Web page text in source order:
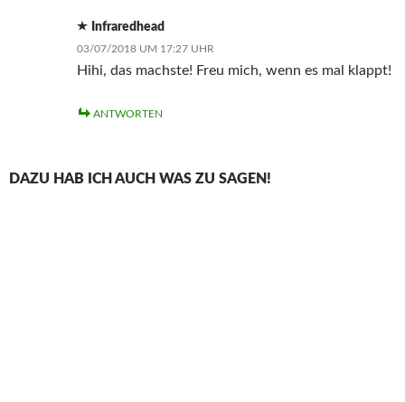
Infraredhead
03/07/2018 UM 17:27 UHR
Hihi, das machste! Freu mich, wenn es mal klappt!
ANTWORTEN
DAZU HAB ICH AUCH WAS ZU SAGEN!